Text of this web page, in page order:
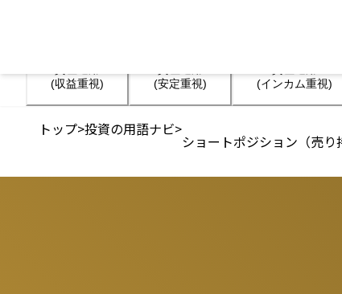
(収益重視)
(安定重視)
(インカム重視)
トップ>投資の用語ナビ>
ショートポジション（売り